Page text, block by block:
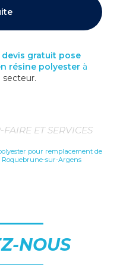
devis gratuit pose
résine polyester à
secteur.
ET SERVICES
pour remplacement de
Roquebrune-sur-Argens
NOUS